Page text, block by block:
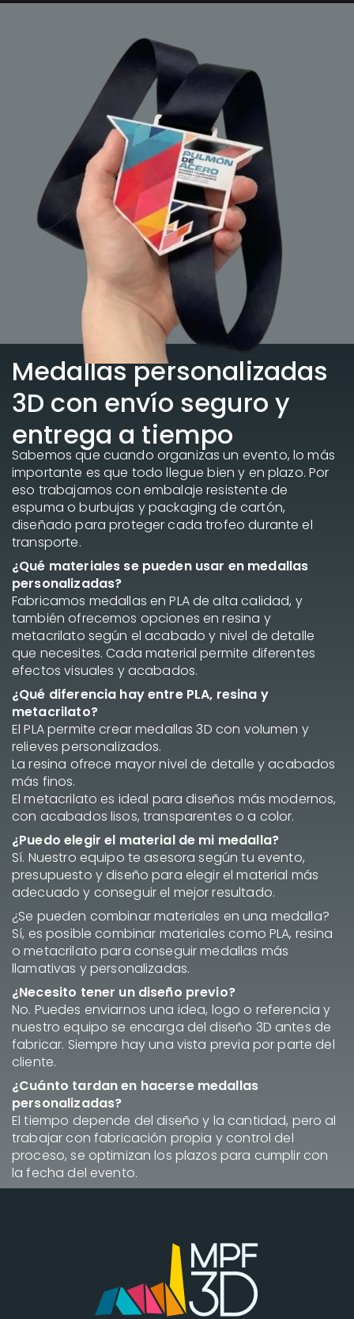
Medallas personalizadas
3D con envío seguro y
entrega a tiempo
Sabemos que cuando organizas un evento, lo más
importante es que todo llegue bien y en plazo. Por
eso trabajamos con embalaje resistente de
espuma o burbujas y packaging de cartón,
diseñado para proteger cada trofeo durante el
transporte.
¿Qué materiales se pueden usar en medallas
personalizadas?
Fabricamos medallas en PLA de alta calidad, y
también ofrecemos opciones en resina y
metacrilato según el acabado y nivel de detalle
que necesites. Cada material permite diferentes
efectos visuales y acabados.
¿Qué diferencia hay entre PLA, resina y
metacrilato?
El PLA permite crear medallas 3D con volumen y
relieves personalizados.
La resina ofrece mayor nivel de detalle y acabados
más finos.
El metacrilato es ideal para diseños más modernos,
con acabados lisos, transparentes o a color.
¿Puedo elegir el material de mi medalla?
Sí. Nuestro equipo te asesora según tu evento,
presupuesto y diseño para elegir el material más
adecuado y conseguir el mejor resultado.
¿Se pueden combinar materiales en una medalla?
Sí, es posible combinar materiales como PLA, resina
o metacrilato para conseguir medallas más
llamativas y personalizadas.
¿Necesito tener un diseño previo?
No. Puedes enviarnos una idea, logo o referencia y
nuestro equipo se encarga del diseño 3D antes de
fabricar. Siempre hay una vista previa por parte del
cliente.
¿Cuánto tardan en hacerse medallas
personalizadas?
El tiempo depende del diseño y la cantidad, pero al
trabajar con fabricación propia y control del
proceso, se optimizan los plazos para cumplir con
la fecha del evento.